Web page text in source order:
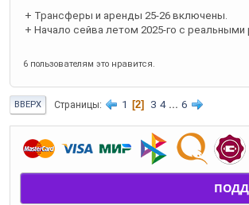
+ Трансферы и аренды 25-26 включены.
+ Начало сейва летом 2025-го с реальными
6 пользователям это нравится.
ВВЕРХ Страницы 1 2 3 4 ... 6